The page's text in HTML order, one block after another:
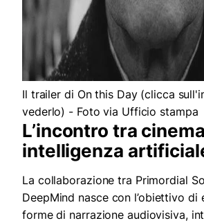
Il trailer di On this Day (clicca
vederlo) - Foto via Ufficio stampa
L’incontro tra
intelligenza
La collaborazione tra Primordial
DeepMind nasce con l’obiettivo di
forme di narrazione audiovisiva,